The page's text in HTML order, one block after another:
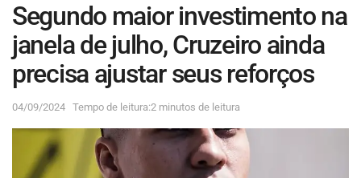
Segundo maior investimento na
janela de julho, Cruzeiro ainda
precisa ajustar seus reforços
04/09/2024 Tempo de leitura:2 minutos de leitura